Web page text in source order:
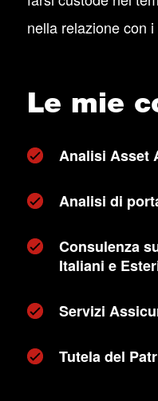
nella relazione con
Le mie
Analisi Asset
Analisi di
Consulenza
Italiani e
Servizi
Tutela del